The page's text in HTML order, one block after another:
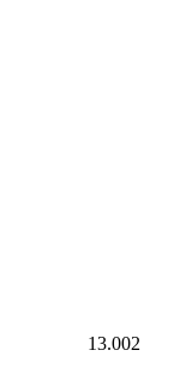
13.002